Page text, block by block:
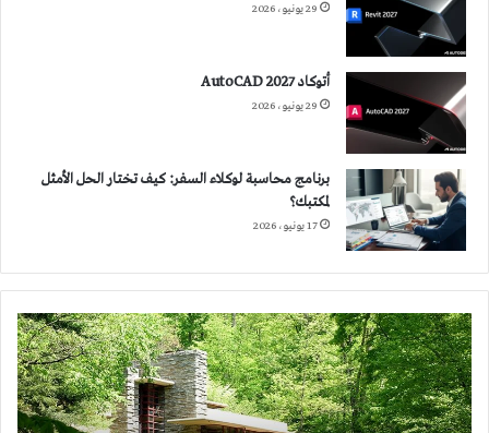
29 يونيو، 2026
أتوكاد 2027 AutoCAD
29 يونيو، 2026
برنامج محاسبة لوكلاء السفر: كيف تختار الحل الأمثل
لمكتبك؟
17 يونيو، 2026
التصميم
البيوفيلي
Biophilic
Design